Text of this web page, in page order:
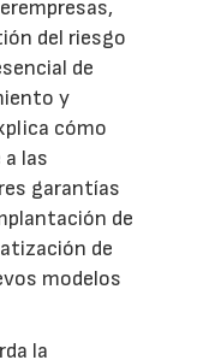
del riesgo
de
y
cómo
las
garantías
de
de
modelos
la